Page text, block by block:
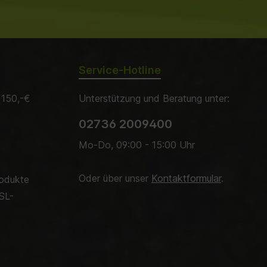
€
Service-Hotline
Unterstützung und Beratung unter:
02736 2009400
Mo-Do, 09:00 - 15:00 Uhr
Oder über unser Kontaktformular.